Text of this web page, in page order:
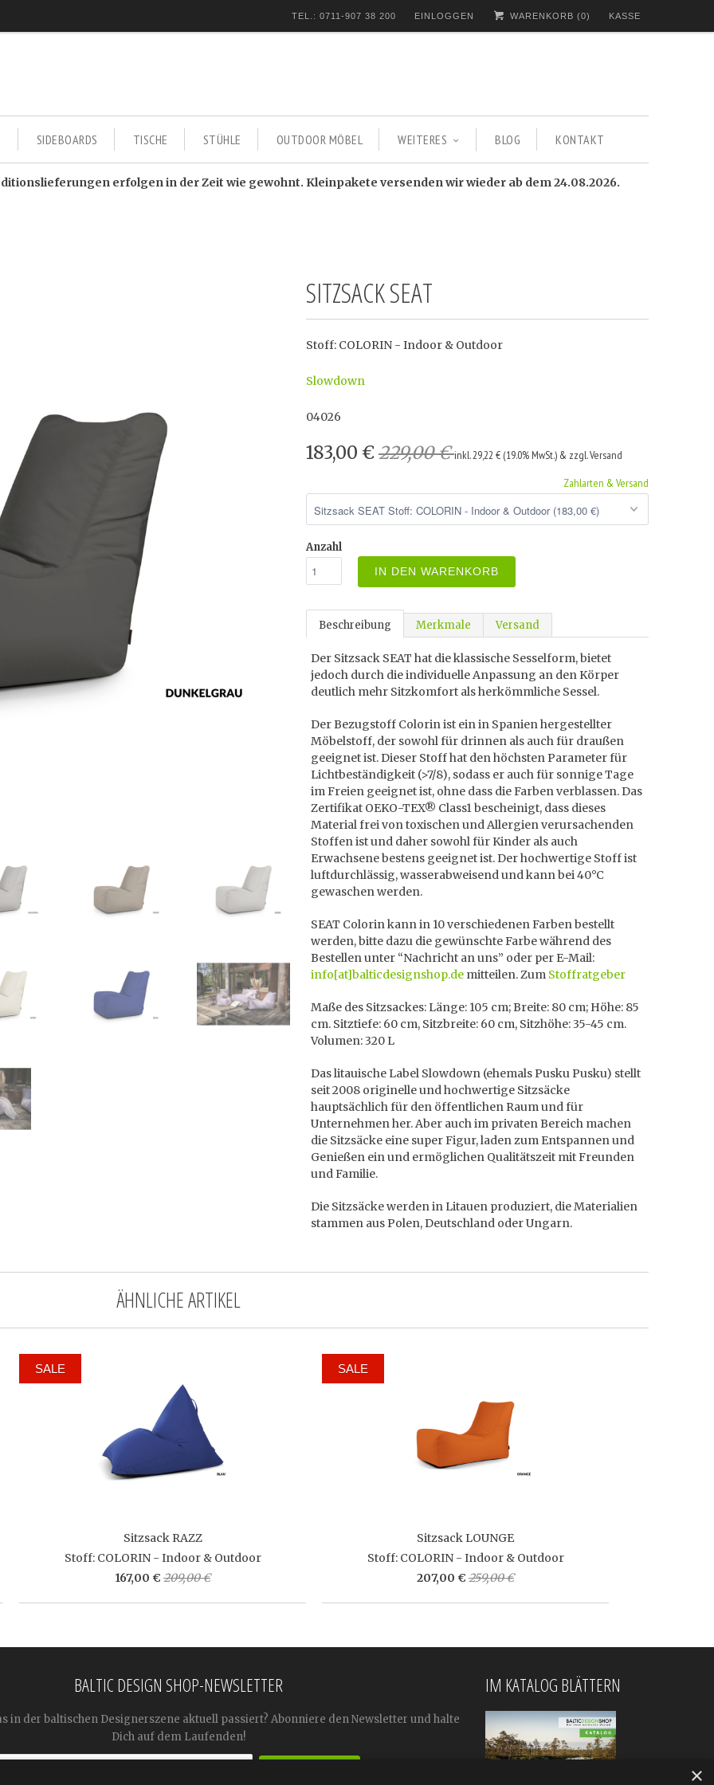
TEL.: 0711-907 38 200 EINLOGGEN WARENKORB (0) KASSE
SIDEBOARDS TISCHE STÜHLE OUTDOOR MÖBEL WEITERES BLOG KONTAKT
erfolgen in der Zeit wie gewohnt. Kleinpakete versenden wir wieder ab dem 24.08.2026.
SITZSACK SEAT
Stoff: COLORIN - Indoor & Outdoor
Slowdown
04026
183,00 € 229,00 €inkl. 29,22 € (19.0% MwSt.) & zzgl. Versand
Zahlarten & Versand
Anzahl
IN DEN WARENKORB
Beschreibung Merkmale Versand
Der Sitzsack SEAT hat die klassische Sesselform, bietet
jedoch durch die individuelle Anpassung an den Körper
deutlich mehr Sitzkomfort als herkömmliche Sessel.
Der Bezugstoff Colorin ist ein in Spanien hergestellter
Möbelstoff, der sowohl für drinnen als auch für draußen
geeignet ist. Dieser Stoff hat den höchsten Parameter für
Lichtbeständigkeit (>7/8), sodass er auch für sonnige Tage
im Freien geeignet ist, ohne dass die Farben verblassen. Das
Zertifikat OEKO-TEX® Class1 bescheinigt, dass dieses
Material frei von toxischen und Allergien verursachenden
Stoffen ist und daher sowohl für Kinder als auch
Erwachsene bestens geeignet ist. Der hochwertige Stoff ist
luftdurchlässig, wasserabweisend und kann bei 40°C
gewaschen werden.
SEAT Colorin kann in 10 verschiedenen Farben bestellt
werden, bitte dazu die gewünschte Farbe während des
Bestellen unter “Nachricht an uns” oder per E-Mail:
info[at]balticdesignshop.de mitteilen. Zum Stoffratgeber
Maße des Sitzsackes: Länge: 105 cm; Breite: 80 cm; Höhe: 85
cm. Sitztiefe: 60 cm, Sitzbreite: 60 cm, Sitzhöhe: 35-45 cm.
Volumen: 320 L
Das litauische Label Slowdown (ehemals Pusku Pusku) stellt
seit 2008 originelle und hochwertige Sitzsäcke
hauptsächlich für den öffentlichen Raum und für
Unternehmen her. Aber auch im privaten Bereich machen
die Sitzsäcke eine super Figur, laden zum Entspannen und
Genießen ein und ermöglichen Qualitätszeit mit Freunden
und Familie.
Die Sitzsäcke werden in Litauen produziert, die Materialien
stammen aus Polen, Deutschland oder Ungarn.
ÄHNLICHE ARTIKEL
Sitzsack RAZZ
Stoff: COLORIN - Indoor & Outdoor
167,00 € 209,00 €
SALE
Sitzsack LOUNGE
Stoff: COLORIN - Indoor & Outdoor
207,00 € 259,00 €
SALE
BALTIC DESIGN SHOP-NEWSLETTER
in der baltischen Designerszene aktuell passiert? Abonniere den Newsletter und halte
Dich auf dem Laufenden!
IM KATALOG BLÄTTERN
×